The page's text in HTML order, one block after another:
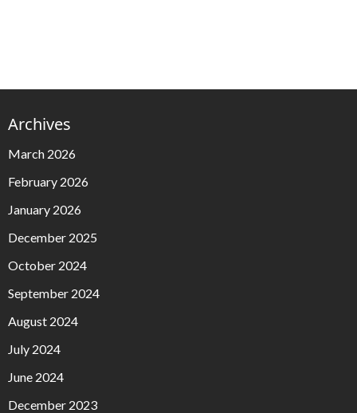
Archives
March 2026
February 2026
January 2026
December 2025
October 2024
September 2024
August 2024
July 2024
June 2024
December 2023